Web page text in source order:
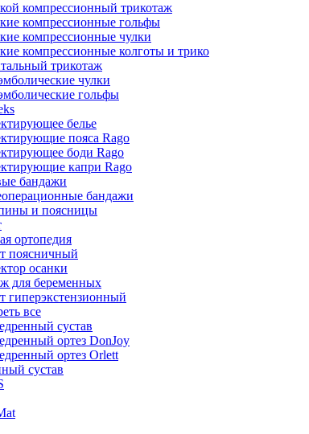
компрессионный трикотаж
компрессионные гольфы
компрессионные чулки
компрессионные колготы и трико
трикотаж
чулки
гольфы
белье
пояса Rago
боди Rago
капри Rago
бандажи
бандажи
и поясницы
ортопедия
поясничный
осанки
для беременных
гиперэкстензионный
все
сустав
ортез DonJoy
ортез Orlett
сустав